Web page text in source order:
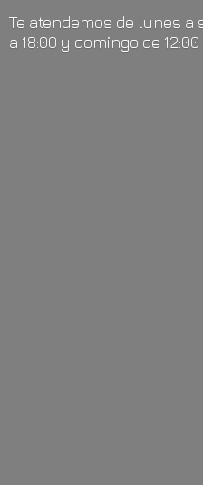
Te atendemos de lunes a
a 18:00 y domingo de 12:00